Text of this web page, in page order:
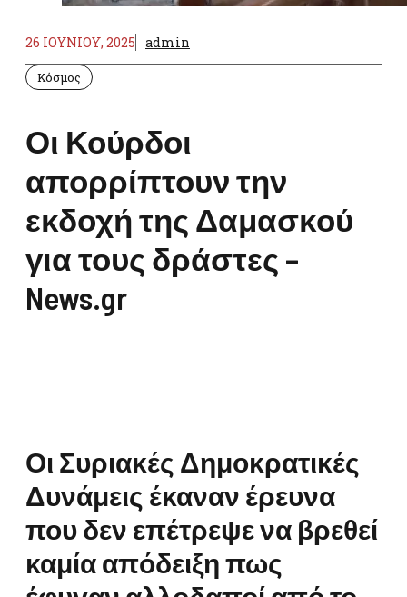
26 ΙΟΥΝΊΟΥ, 2025 admin
Κόσμος
Οι Κούρδοι
απορρίπτουν την
εκδοχή της Δαμασκού
για τους δράστες –
News.gr
Οι Συριακές Δημοκρατικές
Δυνάμεις έκαναν έρευνα
που δεν επέτρεψε να βρεθεί
καμία απόδειξη πως